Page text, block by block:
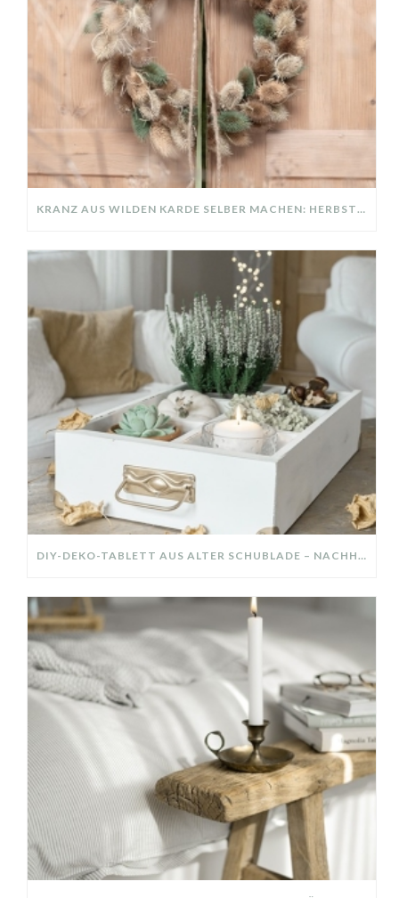
KRANZ AUS WILDEN KARDE SELBER MACHEN: HERBSTDEKO GANZ EINFACH
DIY-DEKO-TABLETT AUS ALTER SCHUBLADE – NACHHALTIGE HERBSTDEKO SELBER MACHEN!